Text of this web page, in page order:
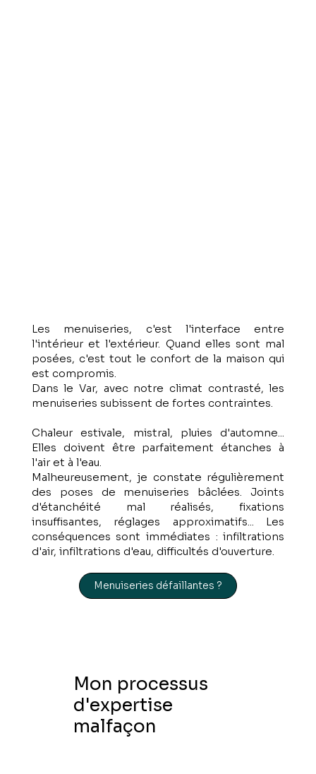
Mon processus
d'expertise
malfaçon
Les menuiseries, c'est l'interface entre
l'intérieur et l'extérieur. Quand elles sont mal
posées, c'est tout le confort de la maison qui
est compromis.
Dans le Var, avec notre climat contrasté, les
menuiseries subissent de fortes contraintes.
Chaleur estivale, mistral, pluies d'automne...
Elles doivent être parfaitement étanches à
l'air et à l'eau.
Malheureusement, je constate régulièrement
des poses de menuiseries bâclées. Joints
d'étanchéité mal réalisés, fixations
insuffisantes, réglages approximatifs... Les
conséquences sont immédiates : infiltrations
d'air, infiltrations d'eau, difficultés d'ouverture.
Menuiseries défaillantes ?